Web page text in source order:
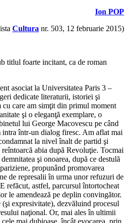
Ion POP
Cultura nr. 503, 12 februarie 2015)
titlul foarte incitant, ca de roman
asociat la Universitatea Paris 3 –
dedicate literaturii, istoriei şi
care am simţit din primul moment
şi o eleganţă exemplare, o
lui George Macovescu pe când
intra într-un dialog firesc. Am aflat mai
la nivel înalt de partid şi
abia după Revoluţie. Tocmai
şi onoarea, după ce destulă
propunând promovarea
de represalii în urma unor refuzuri de
refăcut, astfel, parcursul întortocheat
le amendează pe deplin convingător.
expresivitate), dezvăluind procesul
naţional. Or, mai ales în ultimii